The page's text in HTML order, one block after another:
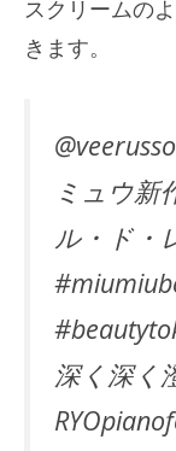
スクリームの
きます。
ミュウ新
ル・ド・
深く深く